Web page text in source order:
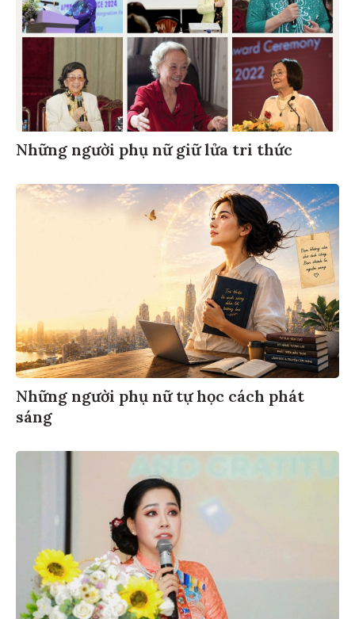
Những người phụ nữ giữ lửa tri thức
Những người phụ nữ tự học cách phát
sáng